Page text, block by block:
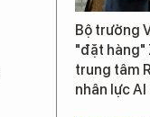
Bộ trưởng
"đặt hàng"
trung tâm
nhân lực